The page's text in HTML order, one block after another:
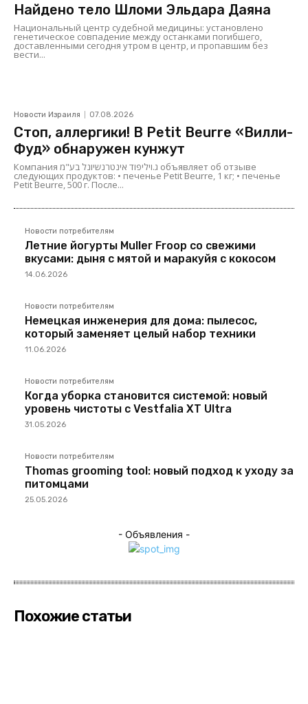
Найдено тело Шломи Эльдара Даяна
Национальный центр судебной медицины: установлено
генетическое совпадение между останками погибшего,
доставленными сегодня утром в центр, и пропавшим без
вести...
Новости Израиля 07.08.2026
Стоп, аллергики! В Petit Beurre «Вилли-
Фуд» обнаружен кунжут
Компания ג.ויליפוד אינטרנשיונל בע"מ объявляет об отзыве
следующих продуктов: • печенье Petit Beurre, 1 кг; • печенье
Petit Beurre, 500 г. После...
Новости потребителям
Летние йогурты Muller Froop со свежими
вкусами: дыня с мятой и маракуйя с кокосом
14.06.2026
Новости потребителям
Немецкая инженерия для дома: пылесос,
который заменяет целый набор техники
11.06.2026
Новости потребителям
Когда уборка становится системой: новый
уровень чистоты с Vestfalia XT Ultra
31.05.2026
Новости потребителям
Thomas grooming tool: новый подход к уходу за
питомцами
25.05.2026
- Объявления -
Похожие статьи